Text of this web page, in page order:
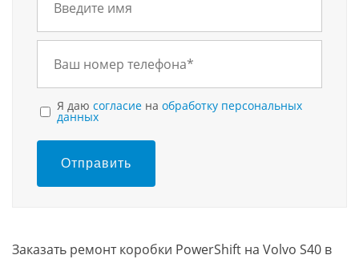
Я даю согласие на обработку персональных
данных
Отправить
Заказать ремонт коробки PowerShift на Volvo S40 в